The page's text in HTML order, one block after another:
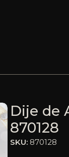
Dije de
870128
SKU: 870128